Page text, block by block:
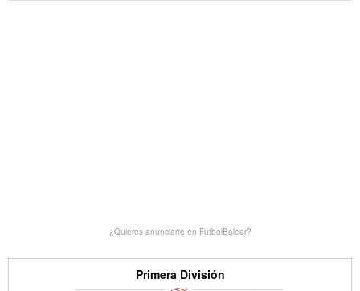
¿Quieres anunciarte en FutbolBalear?
Primera División